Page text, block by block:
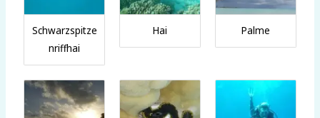
Schwarzspitze
nriffhai
Hai Palme